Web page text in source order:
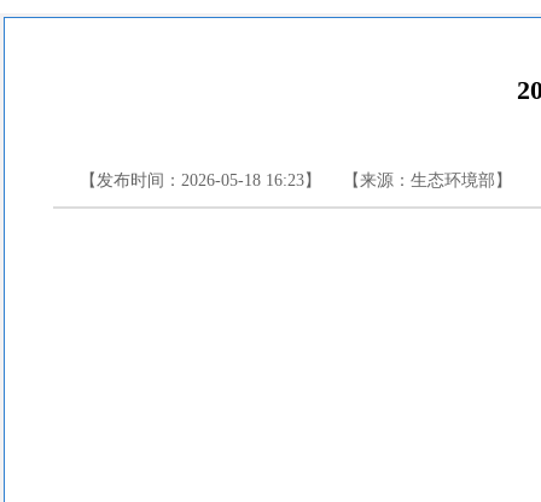
【发布时间：2026-05-18 16:23】 【来源：生态环境部 】